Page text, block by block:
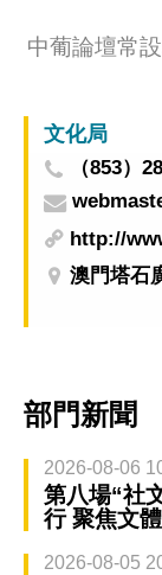
中葡論壇常
修班
文化局
（853）
http://
澳門塔石
部門新聞
2026-08-06
第八場“社
行 聚焦文
2026-08-05